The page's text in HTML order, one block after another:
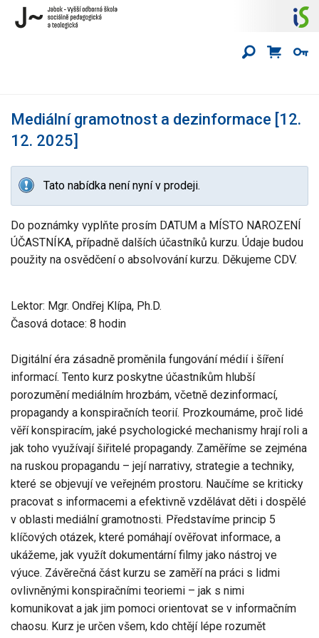
Mediální gramotnost a dezinformace [12.
12. 2025]
Tato nabídka není nyní v prodeji.
Do poznámky vyplňte prosím DATUM a MÍSTO NAROZENÍ
ÚČASTNÍKA, případně dalších účastníků kurzu. Údaje budou
použity na osvědčení o absolvování kurzu. Děkujeme CDV.
Lektor: Mgr. Ondřej Klípa, Ph.D.
Časová dotace: 8 hodin
Digitální éra zásadně proměnila fungování médií i šíření
informací. Tento kurz poskytne účastníkům hlubší
porozumění mediálním hrozbám, včetně dezinformací,
propagandy a konspiračních teorií. Prozkoumáme, proč lidé
věří konspiracím, jaké psychologické mechanismy hrají roli a
jak toho využívají šiřitelé propagandy. Zaměříme se zejména
na ruskou propagandu – její narrativy, strategie a techniky,
které se objevují ve veřejném prostoru. Naučíme se kriticky
pracovat s informacemi a efektivně vzdělávat děti i dospělé
v oblasti mediální gramotnosti. Představíme princip 5
klíčových otázek, které pomáhají ověřovat informace, a
ukážeme, jak využít dokumentární filmy jako nástroj ve
výuce. Závěrečná část kurzu se zaměří na práci s lidmi
ovlivněnými konspiračními teoriemi – jak s nimi
komunikovat a jak jim pomoci orientovat se v informačním
chaosu. Kurz je určen všem, kdo chtějí lépe rozumět